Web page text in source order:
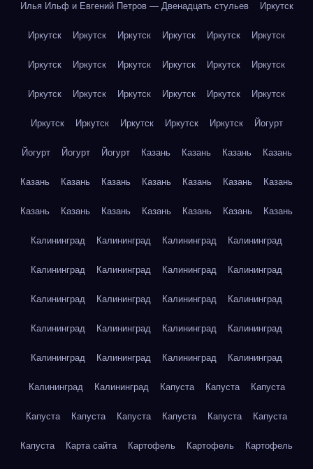
Илья Ильф и Евгений Петров — Двенадцать стульев Иркутск
Иркутск Иркутск Иркутск Иркутск Иркутск Иркутск
Иркутск Иркутск Иркутск Иркутск Иркутск Иркутск
Иркутск Иркутск Иркутск Иркутск Иркутск Иркутск
Иркутск Иркутск Иркутск Иркутск Иркутск Йогурт
Йогурт Йогурт Йогурт Казань Казань Казань Казань
Казань Казань Казань Казань Казань Казань Казань
Казань Казань Казань Казань Казань Казань Казань
Калининград Калининград Калининград Калининград
Калининград Калининград Калининград Калининград
Калининград Калининград Калининград Калининград
Калининград Калининград Калининград Калининград
Калининград Калининград Калининград Калининград
Калининград Калининград Капуста Капуста Капуста
Капуста Капуста Капуста Капуста Капуста Капуста
Капуста Карта сайта Картофель Картофель Картофель